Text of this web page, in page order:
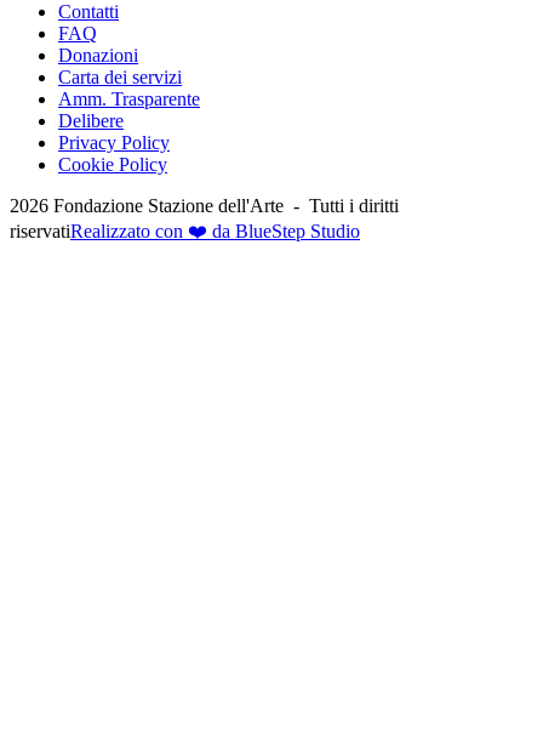
Contatti
FAQ
Donazioni
Carta dei servizi
Amm. Trasparente
Delibere
Privacy Policy
Cookie Policy
2026 Fondazione Stazione dell'Arte - Tutti i diritti
riservatiRealizzato con ❤️ da BlueStep Studio